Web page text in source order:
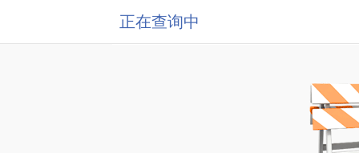
正在查询中